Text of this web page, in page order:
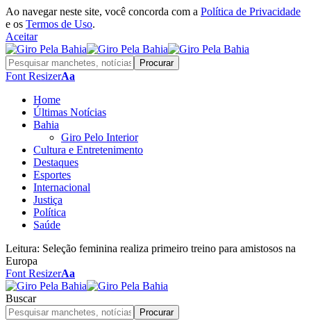
Ao navegar neste site, você concorda com a Política de Privacidade
e os Termos de Uso.
Aceitar
Font ResizerAa
Home
Últimas Notícias
Bahia
Giro Pelo Interior
Cultura e Entretenimento
Destaques
Esportes
Internacional
Justiça
Política
Saúde
Leitura: Seleção feminina realiza primeiro treino para amistosos na
Europa
Font ResizerAa
Buscar